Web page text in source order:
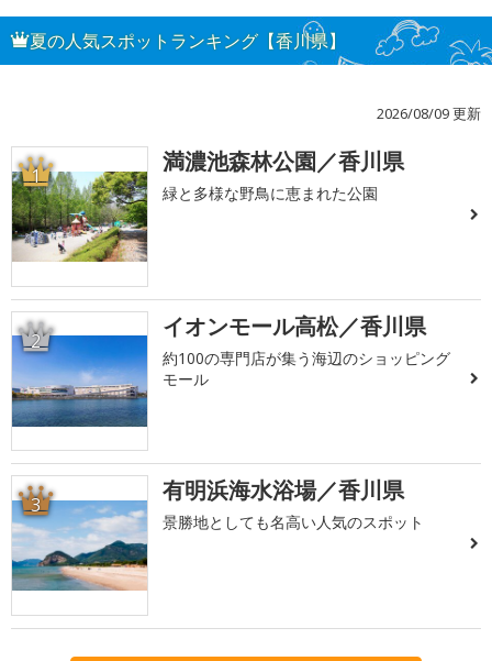
夏の人気スポットランキング【香川県】
2026/08/09 更新
1 満濃池森林公園／香川県
緑と多様な野鳥に恵まれた公園
2 イオンモール高松／香川県
約100の専門店が集う海辺のショッピング
モール
3 有明浜海水浴場／香川県
景勝地としても名高い人気のスポット